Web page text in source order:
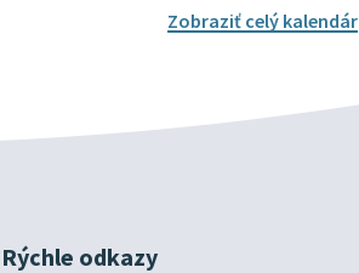
Zobraziť celý kalendár
Rýchle odkazy